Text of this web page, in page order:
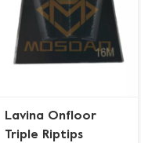
Lavina Onfloor
Triple Riptips